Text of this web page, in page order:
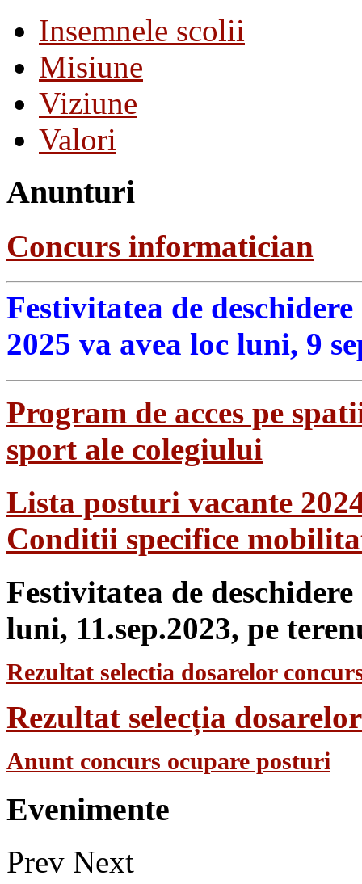
Insemnele scolii
Misiune
Viziune
Valori
Anunturi
Concurs informatician
Festivitatea de
2025 va avea loc luni, 9
Program de acces pe
sport ale colegiului
Lista posturi vacante
Conditii specifice
Festivitatea de
luni, 11.sep.2023, pe
Rezultat selectia dosarelor
Rezultat selecția
Anunt concurs ocupare posturi
Evenimente
Prev Next